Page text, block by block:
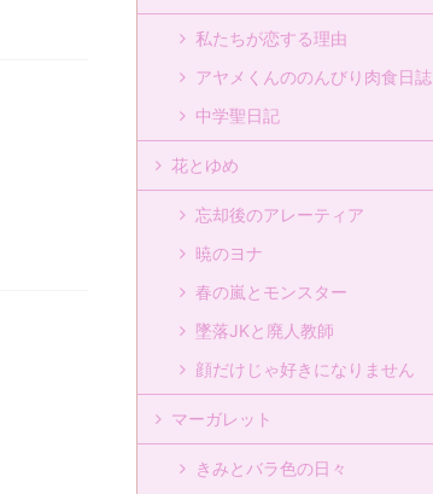
私たちが恋する理由
アヤメくんののんびり肉食日誌
中学聖日記
花とゆめ
忘却後のアレーティア
暁のヨナ
春の嵐とモンスター
墜落JKと廃人教師
顔だけじゃ好きになりません
マーガレット
きみとバラ色の日々